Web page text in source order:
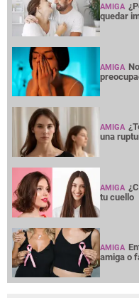
AMIGA
quedar
AMIGA
AMIGA
una
AMIGA
tu cuello
AMIGA
amiga o